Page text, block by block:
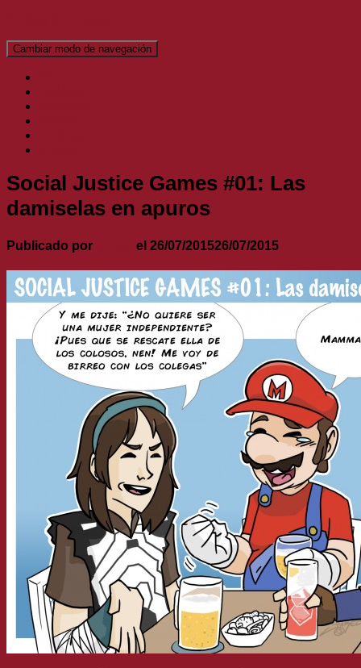
Cambiar modo de navegación
Social Justice Games #01: Las
damiselas en apuros
Publicado por el 26/07/201526/07/2015